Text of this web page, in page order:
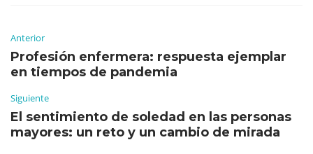
Anterior
Profesión enfermera: respuesta ejemplar
en tiempos de pandemia
Siguiente
El sentimiento de soledad en las personas
mayores: un reto y un cambio de mirada